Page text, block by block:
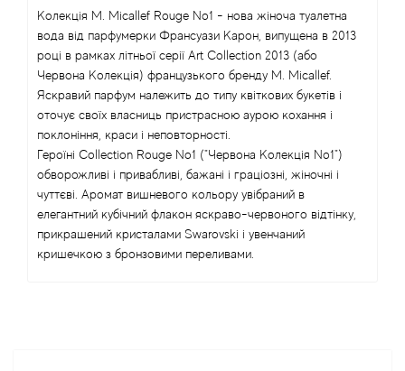
Колекція M. Micallef Rouge No1 - нова жіноча туалетна
вода від парфумерки Франсуази Карон, випущена в 2013
році в рамках літньої серії Art Collection 2013 (або
Червона Колекція) французького бренду M. Micallef.
Яскравий парфум належить до типу квіткових букетів і
оточує своїх власниць пристрасною аурою кохання і
поклоніння, краси і неповторності.
Героїні Collection Rouge No1 ("Червона Колекція No1")
обворожливі і привабливі, бажані і граціозні, жіночні і
чуттєві. Аромат вишневого кольору увібраний в
елегантний кубічний флакон яскраво-червоного відтінку,
прикрашений кристалами Swarovski і увенчаний
кришечкою з бронзовими переливами.
Anima Mundi
Anna Sui
Annayake
Anne Fontaine
Annick Goutal